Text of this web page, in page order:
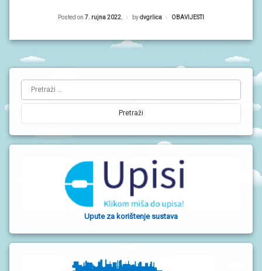
Posted on 7. rujna 2022. bydvgrlica Kategorije:
OBAVIJESTI
e
v
n
Pretraži:
Upute za korištenje sustava